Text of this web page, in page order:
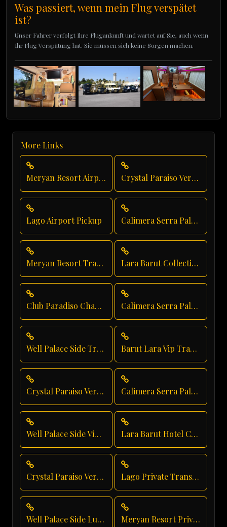
Was passiert, wenn mein Flug verspätet
ist?
Unser Fahrer verfolgt Ihre Flugankunft und wartet auf Sie, auch wenn
Ihr Flug Verspätung hat. Sie müssen sich keine Sorgen machen.
More Links
Meryan Resort Airport Transfer Crystal Paraiso Verde Luxury Transportation
Lago Airport Pickup Calimera Serra Palace Transfer
Meryan Resort Transportation Lara Barut Collection Private Transfer
Club Paradiso Chauffeur Service Calimera Serra Palace Airport Transfer
Well Palace Side Transfer Barut Lara Vip Transfer
Crystal Paraiso Verde Resort Transfer Calimera Serra Palace Taxi Service
Well Palace Side Vip Transfer Lara Barut Hotel Chauffeur
Crystal Paraiso Verde Vip Transfer Lago Private Transfer
Well Palace Side Luxury Transportation Meryan Resort Private Transfer